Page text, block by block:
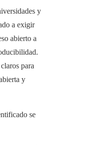
y
a exigir
abierto a
para
y
se